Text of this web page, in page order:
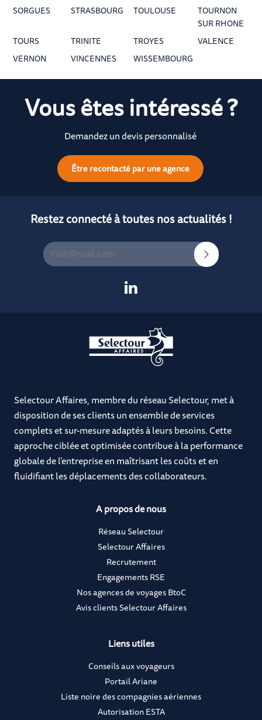
SORGUES STRASBOURG TOULOUSE
TOURNON
SUR RHONE
TOURS
TRINITE TROYES
VALENCE
VERNON
VINCENNES WISSEMBOURG
Vous êtes intéressé ?
Demandez un devis personnalisé
Être recontacté par une agence
Restez connecté à toutes nos actualités !
Selectour Affaires, membre du réseau Selectour, met à
disposition de ses clients un ensemble de services
complets et sur-mesure adaptés à leurs besoins. Cette
approche ciblée et optimisée contribue à la performance
globale de l’entreprise en maîtrisant les coûts et en
fluidifiant les déplacements des collaborateurs.
A propos de nous
Réseau Selectour
Selectour Affaires
Recrutement
Engagements RSE
Nos agences de voyages BtoC
Avis clients Selectour Affaires
Liens utiles
Conseils aux voyageurs
Portail Ariane
Liste noire des compagnies aériennes
Autorisation ESTA